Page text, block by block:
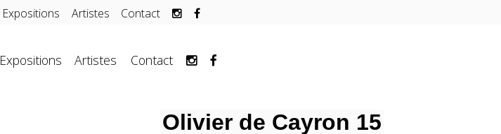
Expositions Artistes Contact
Expositions Artistes Contact
Olivier de Cayron 15